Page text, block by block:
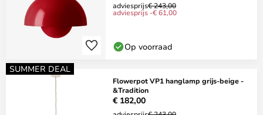
adviesprijs€ 243,00
adviesprijs -€ 61,00
Op voorraad
SUMMER DEAL
Flowerpot VP1 hanglamp grijs-beige -
&Tradition
€ 182,00